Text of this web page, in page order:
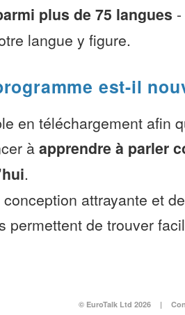
plus de 75 langues -
langue y figure.
est-il
en téléchargement afin
à apprendre à parler
.
attrayante et
permettent de trouver
© EuroTalk Ltd 2026 |